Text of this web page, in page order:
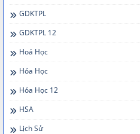
GDKTPL
GDKTPL 12
Hoá Học
Hóa Học
Hóa Học 12
HSA
Lịch Sử